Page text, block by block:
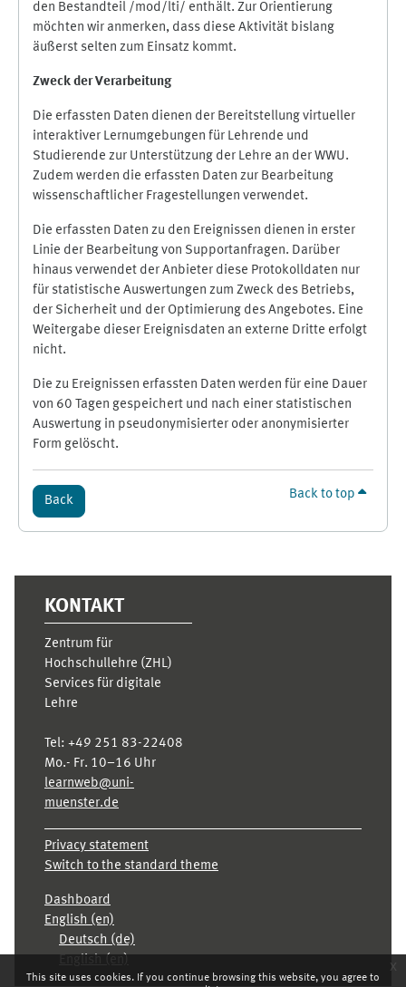
This site uses cookies. If you continue browsing this website, you agree to
x
den Bestandteil /mod/lti/ enthält. Zur Orientierung
möchten wir anmerken, dass diese Aktivität bislang
äußerst selten zum Einsatz kommt.
Zweck der Verarbeitung
Die erfassten Daten dienen der Bereitstellung virtueller
interaktiver Lernumgebungen für Lehrende und
Studierende zur Unterstützung der Lehre an der WWU.
Zudem werden die erfassten Daten zur Bearbeitung
wissenschaftlicher Fragestellungen verwendet.
Die erfassten Daten zu den Ereignissen dienen in erster
Linie der Bearbeitung von Supportanfragen. Darüber
hinaus verwendet der Anbieter diese Protokolldaten nur
für statistische Auswertungen zum Zweck des Betriebs,
der Sicherheit und der Optimierung des Angebotes. Eine
Weitergabe dieser Ereignisdaten an externe Dritte erfolgt
nicht.
Die zu Ereignissen erfassten Daten werden für eine Dauer
von 60 Tagen gespeichert und nach einer statistischen
Auswertung in pseudonymisierter oder anonymisierter
Form gelöscht.
Back Back to top
KONTAKT
Zentrum für
Hochschullehre (ZHL)
Services für digitale
Lehre
Tel: +49 251 83-22408
Mo.- Fr. 10–16 Uhr
learnweb@uni-
muenster.de
Privacy statement
Switch to the standard theme
Dashboard
English ‎(en)‎
Deutsch ‎(de)‎